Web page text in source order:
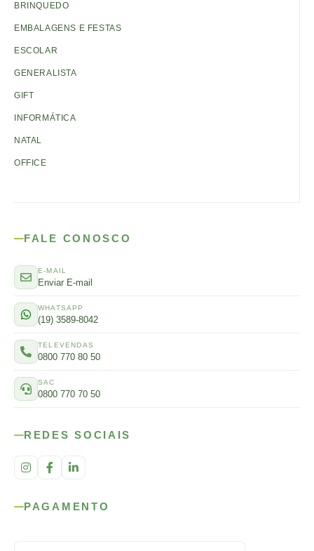
BRINQUEDO
EMBALAGENS E FESTAS
ESCOLAR
GENERALISTA
GIFT
INFORMÁTICA
NATAL
OFFICE
FALE CONOSCO
E-MAIL
Enviar E-mail
WHATSAPP
(19) 3589-8042
TELEVENDAS
0800 770 80 50
SAC
0800 770 70 50
REDES SOCIAIS
PAGAMENTO